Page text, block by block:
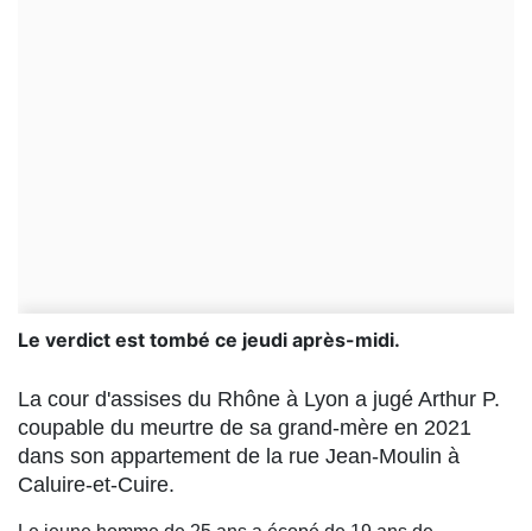
Le verdict est tombé ce jeudi après-midi.
La cour d'assises du Rhône à Lyon a jugé Arthur P.
coupable du meurtre de sa grand-mère en 2021
dans son appartement de la rue Jean-Moulin à
Caluire-et-Cuire.